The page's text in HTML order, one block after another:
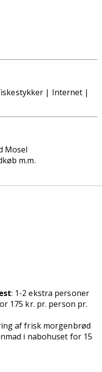
| Internet |
Mosel
m.m.
: 1-2 ekstra personer
175 kr. pr. person pr.
af frisk morgenbrød
i nabohuset for 15